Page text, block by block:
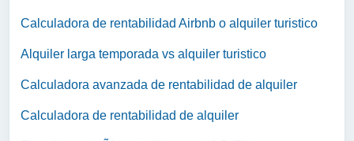
Calculadora de rentabilidad Airbnb o alquiler turistico
Alquiler larga temporada vs alquiler turistico
Calculadora avanzada de rentabilidad de alquiler
Calculadora de rentabilidad de alquiler